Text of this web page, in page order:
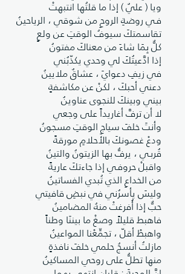
ويا ( عليٌ ) إذا ما قلتُها انتبهتْ
فـي روضةِ الروحِ من شوقي ، الرياحينُ
تقاسمتكَ سيوفُ الوقتِ عن ولعٍ
كلٌّ بِمَا شاءَ من معناكَ مفتونُ
إذا ادَّعيتُكَ لي وحدي يكذّبُني
في زيفِ دعوايَ ، عشاقٌ ملايينُ
دعني أحبكَ ، لكنْ عن مكاشفةٍ
بيني وبينكَ للنجوى عناوينُ
لا أن ترفَّ أغاريداً على وجعي
وأنتَ خلفَ سياجِ الوقتِ مسجونُ
ودعْ غصونكَ بالأحلامِ مورقةً
قُربـي ، يرفُّ بها الزيتونُ والتينُ
واقبلْ حروفـي إذا جاءتكَ عاريةً
من الخداعِ الذي تُبدي الفساتينُ
وليسَ يأسرُني في نبضِ قافيتي
حبٌّ إذا أُفرغتْ منهُ المضامينُ
فاهبط قليلاً وصغْ ما بيننَا وطناً
واهبطْ أقلّ ، تجمِّعْنا المواعينُ
مازلتُ أنسجُ حلمي خلفَ نافذةٍ
منها تطلُّ على روحي المساكينُ